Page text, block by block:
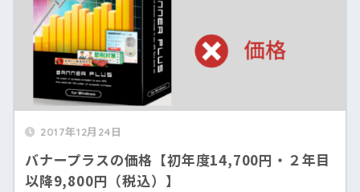
2017年12月24日
バナープラスの価格【初年度14,700円・２年目
以降9,800円（税込）】